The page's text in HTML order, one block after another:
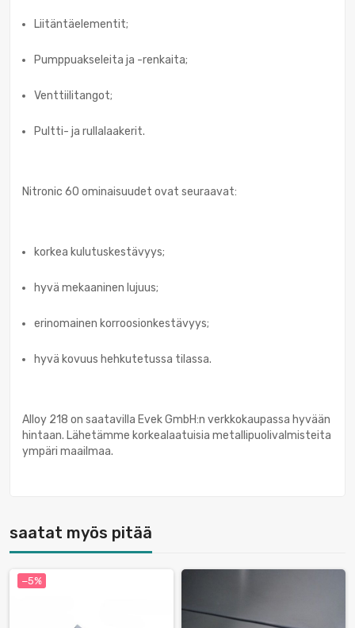
Liitäntäelementit;
Pumppuakseleita ja -renkaita;
Venttiilitangot;
Pultti- ja rullalaakerit.
Nitronic 60 ominaisuudet ovat seuraavat:
korkea kulutuskestävyys;
hyvä mekaaninen lujuus;
erinomainen korroosionkestävyys;
hyvä kovuus hehkutetussa tilassa.
Alloy 218 on saatavilla Evek GmbH:n verkkokaupassa hyvään
hintaan. Lähetämme korkealaatuisia metallipuolivalmisteita
ympäri maailmaa.
saatat myös pitää
−5%